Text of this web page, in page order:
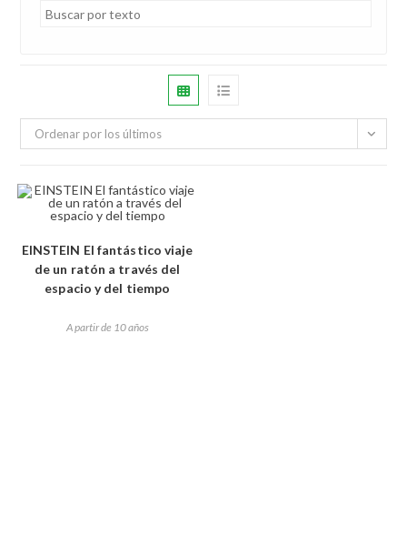
Ordenar por los últimos
EINSTEIN El fantástico viaje
de un ratón a través del
espacio y del tiempo
A partir de 10 años